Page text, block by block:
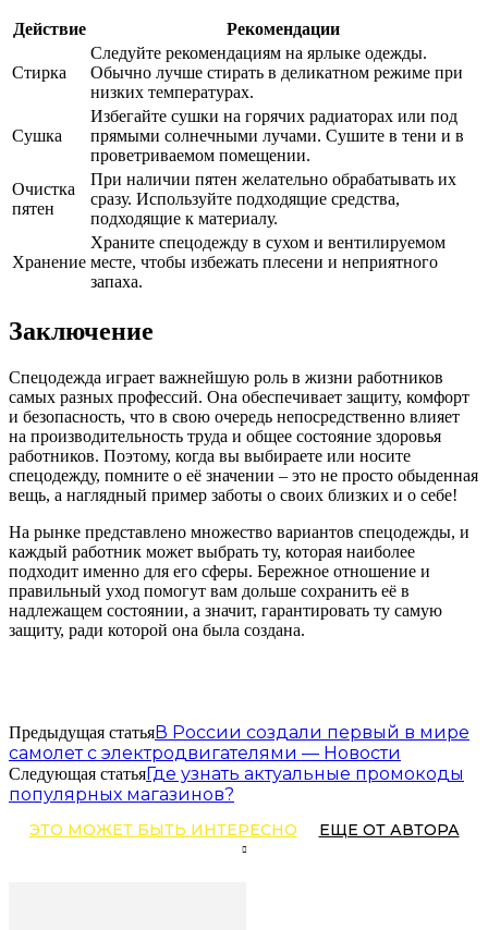
Действие Рекомендации
Стирка
Следуйте рекомендациям на ярлыке одежды.
Обычно лучше стирать в деликатном режиме при
низких температурах.
Сушка
Избегайте сушки на горячих радиаторах или под
прямыми солнечными лучами. Сушите в тени и в
проветриваемом помещении.
Очистка
пятен
При наличии пятен желательно обрабатывать их
сразу. Используйте подходящие средства,
подходящие к материалу.
Хранение
Храните спецодежду в сухом и вентилируемом
месте, чтобы избежать плесени и неприятного
запаха.
Заключение
Спецодежда играет важнейшую роль в жизни работников
самых разных профессий. Она обеспечивает защиту, комфорт
и безопасность, что в свою очередь непосредственно влияет
на производительность труда и общее состояние здоровья
работников. Поэтому, когда вы выбираете или носите
спецодежду, помните о её значении – это не просто обыденная
вещь, а наглядный пример заботы о своих близких и о себе!
На рынке представлено множество вариантов спецодежды, и
каждый работник может выбрать ту, которая наиболее
подходит именно для его сферы. Бережное отношение и
правильный уход помогут вам дольше сохранить её в
надлежащем состоянии, а значит, гарантировать ту самую
защиту, ради которой она была создана.
Предыдущая статьяВ России создали первый в мире
самолет с электродвигателями — Новости
Следующая статьяГде узнать актуальные промокоды
популярных магазинов?
ЭТО МОЖЕТ БЫТЬ ИНТЕРЕСНО ЕЩЕ ОТ АВТОРА